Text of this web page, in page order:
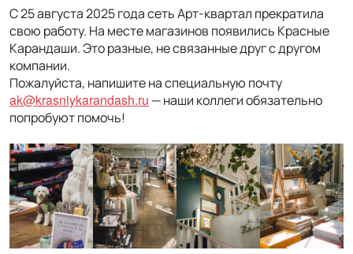
С 25 августа 2025 года сеть Арт-квартал прекратила
свою работу. На месте магазинов появились Красные
Карандаши. Это разные, не связанные друг с другом
компании.
Пожалуйста, напишите на специальную почту
ak@krasniykarandash.ru — наши коллеги обязательно
попробуют помочь!